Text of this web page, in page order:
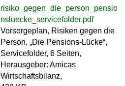
risiko_gegen_die_person_pensio
nsluecke_servicefolder.pdf
Vorsorgeplan, Risiken gegen die
Person, „Die Pensions-Lücke“,
Servicefolder, 6 Seiten,
Herausgeber: Amicas
Wirtschaftsbilanz,